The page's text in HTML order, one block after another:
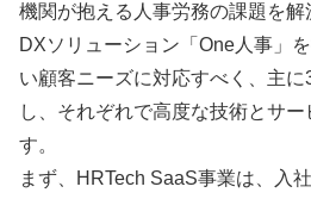
機関が抱える人事労務の課題を
DXソリューション「One人事」
い顧客ニーズに対応すべく、主
し、それぞれで高度な技術とサ
す。
まず、HRTech SaaS事業は、入